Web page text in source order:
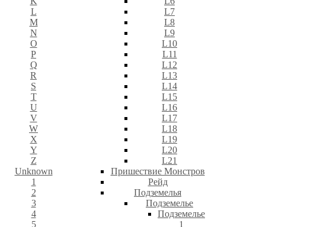
L
M
N
O
P
Q
R
S
T
U
V
W
X
Y
Z
Unknown
1
2
3
4
5
L7
L8
L9
L10
L11
L12
L13
L14
L15
L16
L17
L18
L19
L20
L21
Пришествие Монстров
Рейд
Подземелья
Подземелье
Подземелье
1